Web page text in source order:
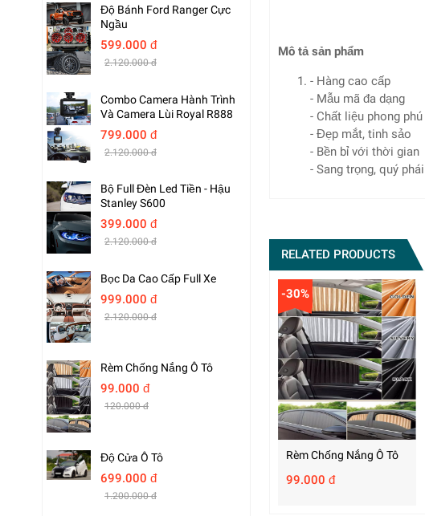
Mô tả sản phẩm
- Hàng cao cấp
- Mẫu mã đa dạng
- Chất liệu phong phú
- Đẹp mắt, tinh sảo
- Bền bỉ với thời gian
- Sang trọng, quý phái
Độ Bánh Ford Ranger Cực
Ngầu
599.000 đ
2.120.000 đ
Combo Camera Hành Trình
Và Camera Lùi Royal R888
799.000 đ
2.120.000 đ
Bộ Full Đèn Led Tiền - Hậu
Stanley S600
399.000 đ
2.120.000 đ
Bọc Da Cao Cấp Full Xe
999.000 đ
2.120.000 đ
Rèm Chống Nắng Ô Tô
99.000 đ
120.000 đ
Độ Cửa Ô Tô
699.000 đ
1.200.000 đ
RELATED PRODUCTS
-30%
Rèm Chống Nắng Ô Tô
99.000 đ